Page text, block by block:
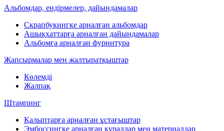
Альбомдар, ендірмелер, дайындамалар
Скрапбукингке арналған альбомдар
Ашықхаттарға арналған дайындамалар
Альбомға арналған фурнитура
Жапсырмалар мен жалтыратқыштар
Көлемді
Жалпақ
Штампинг
Қалыптарға арналған ұстағыштар
Эмбоссингке арналған құралдар мен материалдар